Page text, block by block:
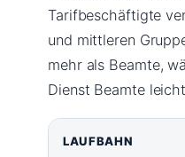
Tarifbeschäftigte
und mittleren
mehr als Beamte,
Dienst Beamte
LAUFBAHN